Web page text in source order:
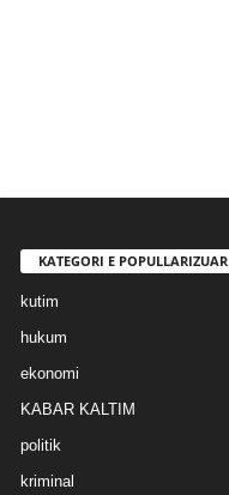
KATEGORI E POPULLARIZUAR
kutim
hukum
ekonomi
KABAR KALTIM
politik
kriminal